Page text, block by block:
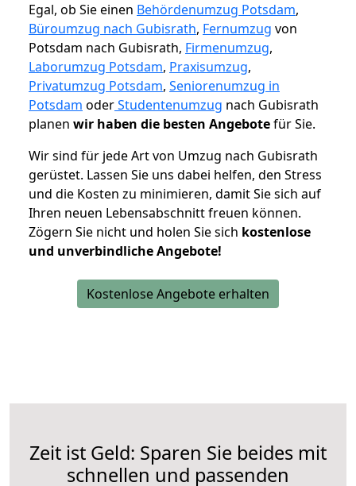
Egal, ob Sie einen Behördenumzug Potsdam,
Büroumzug nach Gubisrath, Fernumzug von
Potsdam nach Gubisrath, Firmenumzug,
Laborumzug Potsdam, Praxisumzug,
Privatumzug Potsdam, Seniorenumzug in
Potsdam oderStudentenumzug nach Gubisrath
planen wir haben die besten Angebotefür Sie.
Wir sind für jede Art von Umzug nach Gubisrath
gerüstet. Lassen Sie uns dabei helfen, den Stress
und die Kosten zu minimieren, damit Sie sich auf
Ihren neuen Lebensabschnitt freuen können.
Zögern Sie nicht und holen Sie sich kostenlose
und unverbindliche Angebote!
Kostenlose Angebote erhalten
Zeit ist Geld: Sparen Sie beides mit
schnellen und passenden